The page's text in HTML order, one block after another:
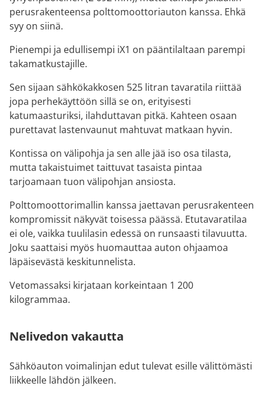
perusrakenteensa polttomoottoriauton kanssa. Ehkä
syy on siinä.
Pienempi ja edullisempi iX1 on pääntilaltaan parempi
takamatkustajille.
Sen sijaan sähkökakkosen 525 litran tavaratila riittää
jopa perhekäyttöön sillä se on, erityisesti
katumaasturiksi, ilahduttavan pitkä. Kahteen osaan
purettavat lastenvaunut mahtuvat matkaan hyvin.
Kontissa on välipohja ja sen alle jää iso osa tilasta,
mutta takaistuimet taittuvat tasaista pintaa
tarjoamaan tuon välipohjan ansiosta.
Polttomoottorimallin kanssa jaettavan perusrakenteen
kompromissit näkyvät toisessa päässä. Etutavaratilaa
ei ole, vaikka tuulilasin edessä on runsaasti tilavuutta.
Joku saattaisi myös huomauttaa auton ohjaamoa
läpäisevästä keskitunnelista.
Vetomassaksi kirjataan korkeintaan 1 200
kilogrammaa.
Nelivedon vakautta
Sähköauton voimalinjan edut tulevat esille välittömästi
liikkeelle lähdön jälkeen.